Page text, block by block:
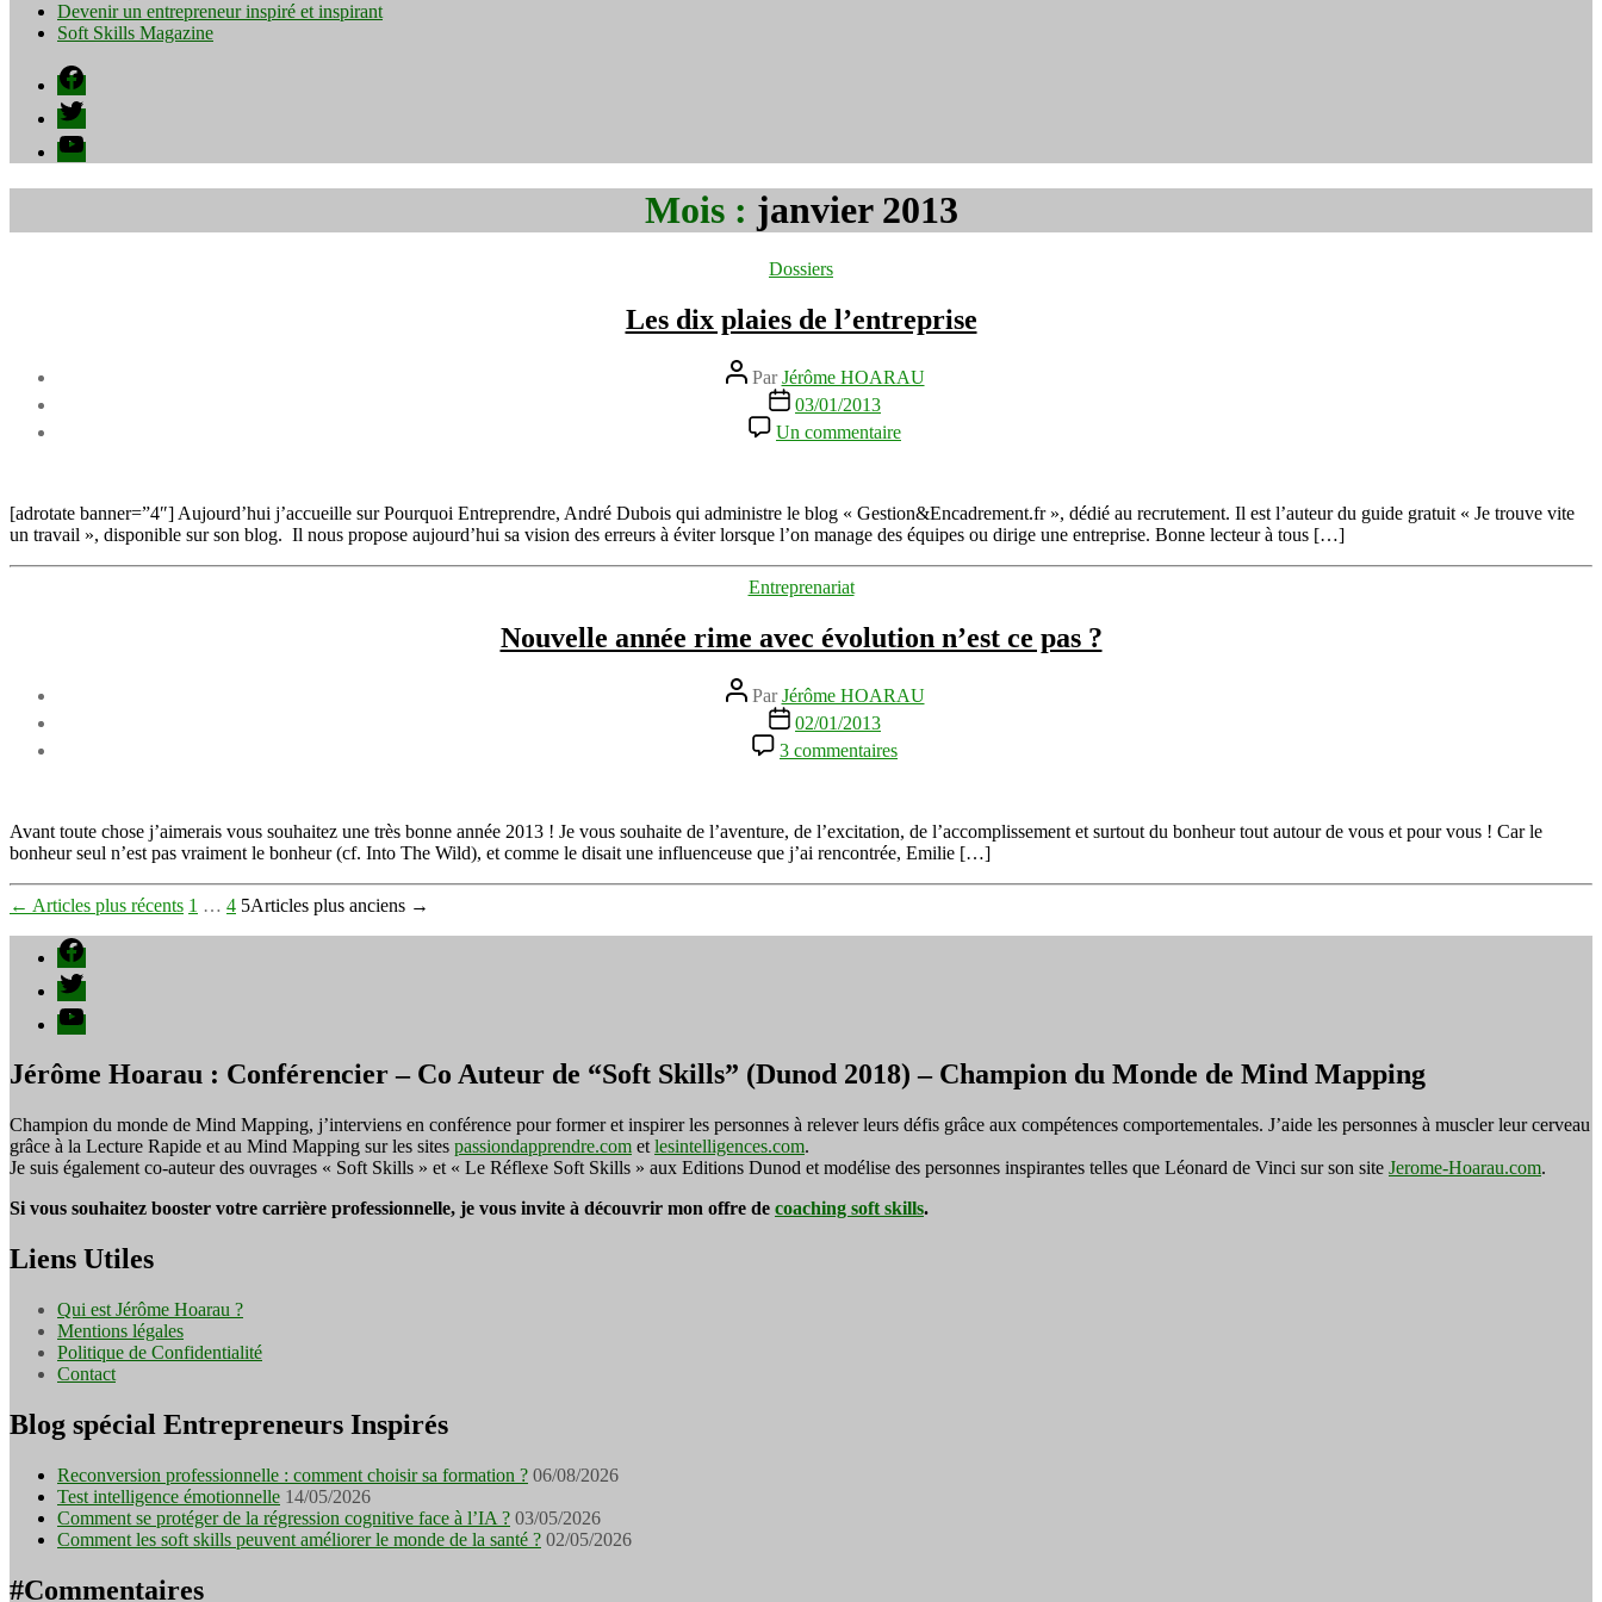
Devenir un entrepreneur inspiré et inspirant
Soft Skills Magazine
Facebook
Twitter
YouTube
Mois : janvier 2013
Catégories
Dossiers
Les dix plaies de l’entreprise
Auteur
de
l’article
ParJérôme HOARAU
Date
de
l’article
03/01/2013
Un commentaire
Les
de
l’entreprise
[adrotate banner=”4″] Aujourd’hui j’accueille sur Pourquoi Entreprendre, André Dubois qui administre le blog « Gestion&Encadrement.fr », dédié au recrutement. Il est l’auteur du guide gratuit « Je trouve vite
un travail », disponible sur son blog. Il nous propose aujourd’hui sa vision des erreurs à éviter lorsque l’on manage des équipes ou dirige une entreprise. Bonne lecteur à tous […]
Catégories
Entreprenariat
Nouvelle année rime avec évolution n’est ce pas ?
Auteur
de
l’article
ParJérôme HOARAU
Date
de
l’article
02/01/2013
3 commentaires
Nouvelle
avec
évolution
?
Avant toute chose j’aimerais vous souhaitez une très bonne année 2013 ! Je vous souhaite de l’aventure, de l’excitation, de l’accomplissement et surtout du bonheur tout autour de vous et pour vous ! Car le
bonheur seul n’est pas vraiment le bonheur (cf. Into The Wild), et comme le disait une influenceuse que j’ai rencontrée, Emilie […]
Pagination
des
publications
← Articles plus récents 1 … 4 5Articles plus anciens →
Facebook
Twitter
YouTube
Jérôme Hoarau : Conférencier – Co Auteur de “Soft Skills” (Dunod 2018) – Champion du Monde de Mind Mapping
Champion du monde de Mind Mapping, j’interviens en conférence pour former et inspirer les personnes à relever leurs défis grâce aux compétences comportementales. J’aide les personnes à muscler leur cerveau
grâce à la Lecture Rapide et au Mind Mapping sur les sites passiondapprendre.com et lesintelligences.com.
Je suis également co-auteur des ouvrages « Soft Skills » et « Le Réflexe Soft Skills » aux Editions Dunod et modélise des personnes inspirantes telles que Léonard de Vinci sur son site Jerome-Hoarau.com.
Si vous souhaitez booster votre carrière professionnelle, je vous invite à découvrir mon offre de coaching soft skills.
Liens Utiles
Qui est Jérôme Hoarau ?
Mentions légales
Politique de Confidentialité
Contact
Blog spécial Entrepreneurs Inspirés
Reconversion professionnelle : comment choisir sa formation ? 06/08/2026
Test intelligence émotionnelle 14/05/2026
Comment se protéger de la régression cognitive face à l’IA ? 03/05/2026
Comment les soft skills peuvent améliorer le monde de la santé ? 02/05/2026
#Commentaires